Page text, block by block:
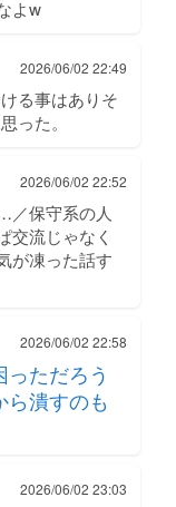
よw
2026/06/02 22:49
る事はありそ
った。
2026/06/02 22:52
保守系の人
交流じゃなく
が凍った話す
2026/06/02 22:58
ただろう
潰すのも
2026/06/02 23:03